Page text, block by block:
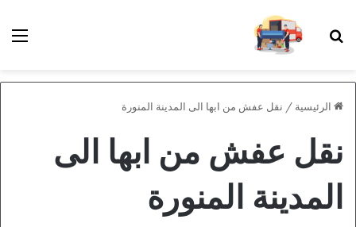
بحث عن
الرئيسية / نقل عفش من ابها الى المدينة المنورة
نقل عفش من ابها الى
المدينة المنورة